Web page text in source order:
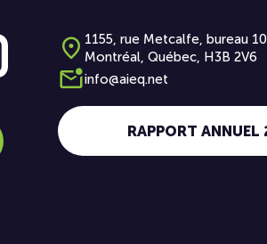
icon-facebook
link icon-linkedin
media link icon-vimeo
1155, rue Metcalfe, bureau
Montréal, Québec, H3B 2V6
info@aieq.net
RAPPORT